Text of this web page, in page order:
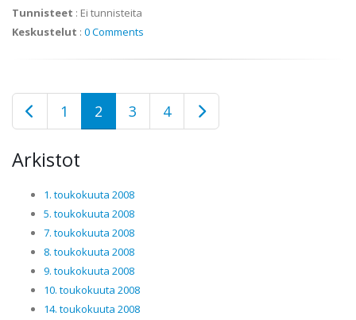
Tunnisteet : Ei tunnisteita
Keskustelut : 0 Comments
1 2 3 4
Arkistot
1. toukokuuta 2008
5. toukokuuta 2008
7. toukokuuta 2008
8. toukokuuta 2008
9. toukokuuta 2008
10. toukokuuta 2008
14. toukokuuta 2008